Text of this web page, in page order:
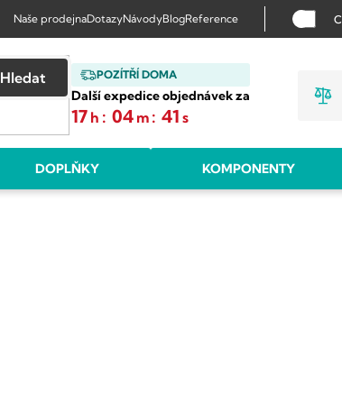
Naše prodejnaDotazyNávodyBlogReference
POZÍTŘÍ DOMA
Další expedice objednávek za
17 h : 04 m : 40s
Hledat
DOPLŇKY KOMPONENTY